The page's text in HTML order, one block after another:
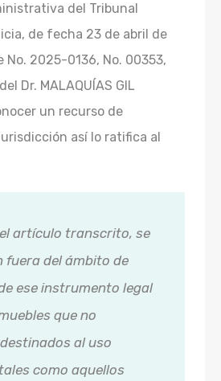
del Tribunal
de fecha 23 de abril de
No. 2025-0136, No. 00353,
Dr. MALAQUÍAS GIL
un recurso de
así lo ratifica al
artículo transcrito, se
fuera del ámbito de
ese instrumento legal
que no
al uso
como aquellos